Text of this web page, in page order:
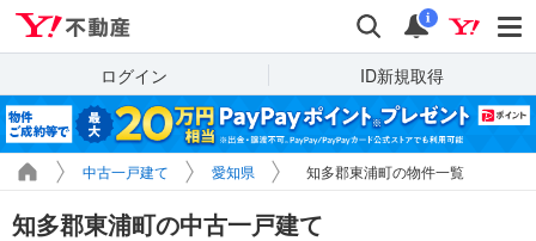
検索 通知
i
ログイン ID新規取得
中古一戸建て 愛知県 知多郡東浦町の物件一覧
知多郡東浦町の中古一戸建て